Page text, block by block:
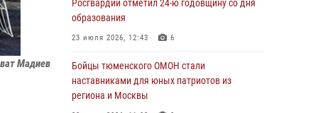
Мадиев
05 августа 2026, 11:03 4
В Тюмени офицер Росгвардии в радиоэфире
владения оружием
05 августа 2026, 09:56 2
Военнослужащие Росгвардии сбили дрон-
Росгвардии отметил 24-ю годовщину со дня
образования
23 июля 2026, 12:43 6
Бойцы тюменского ОМОН стали
наставниками для юных патриотов из
региона и Москвы